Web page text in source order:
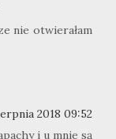
nie otwierałam
2018 09:52
i u mnie są